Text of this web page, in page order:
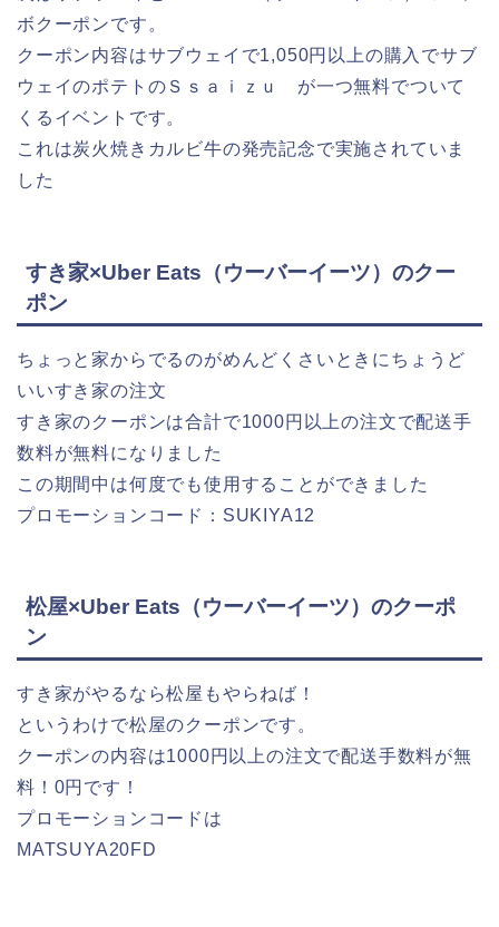
ボクーポンです。
クーポン内容はサブウェイで1,050円以上の購入でサブ
ウェイのポテトのＳｓａｉｚｕ が一つ無料でついて
くるイベントです。
これは炭火焼きカルビ牛の発売記念で実施されていま
した
すき家×Uber Eats（ウーバーイーツ）のクー
ポン
ちょっと家からでるのがめんどくさいときにちょうど
いいすき家の注文
すき家のクーポンは合計で1000円以上の注文で配送手
数料が無料になりました
この期間中は何度でも使用することができました
プロモーションコード：SUKIYA12
松屋×Uber Eats（ウーバーイーツ）のクーポ
ン
すき家がやるなら松屋もやらねば！
というわけで松屋のクーポンです。
クーポンの内容は1000円以上の注文で配送手数料が無
料！0円です！
プロモーションコードは
MATSUYA20FD